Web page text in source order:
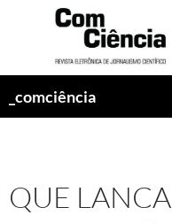
_comciência
QUE LANCA